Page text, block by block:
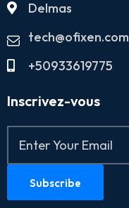
Delmas
tech@ofixen.com
+50933619775
Inscrivez-vous